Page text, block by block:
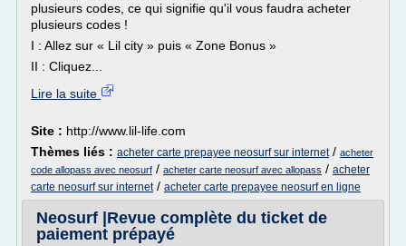
plusieurs codes, ce qui signifie qu'il vous faudra acheter
plusieurs codes !
I : Allez sur « Lil city » puis « Zone Bonus »
II : Cliquez...
Lire la suite
Site : http://www.lil-life.com
Thèmes liés : acheter carte prepayee neosurf sur internet/ acheter
code allopass avec neosurf / acheter carte neosurf avec allopass / acheter
carte neosurf sur internet/ acheter carte prepayee neosurf en ligne
Neosurf |Revue complète du ticket de
paiement prépayé